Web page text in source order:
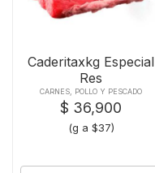
Caderitaxkg Especial
Res
CARNES, POLLO Y PESCADO
$ 36,900
(g a $37)